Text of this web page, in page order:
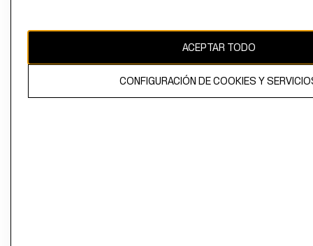
El contenido de esta página web está protegido por copyright y es
ACEPTAR TODO
CONFIGURACIÓN DE COOKIES Y